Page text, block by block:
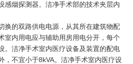
感烟探测器。洁净手术部的技术夹层内
换的双路供电电源，从其所在建筑物配
室内用电应与辅助用房用电分开，每个
。洁净手术室内医疗设备及装置的配电
，不宜小于8kVA。洁净手术室内医疗设